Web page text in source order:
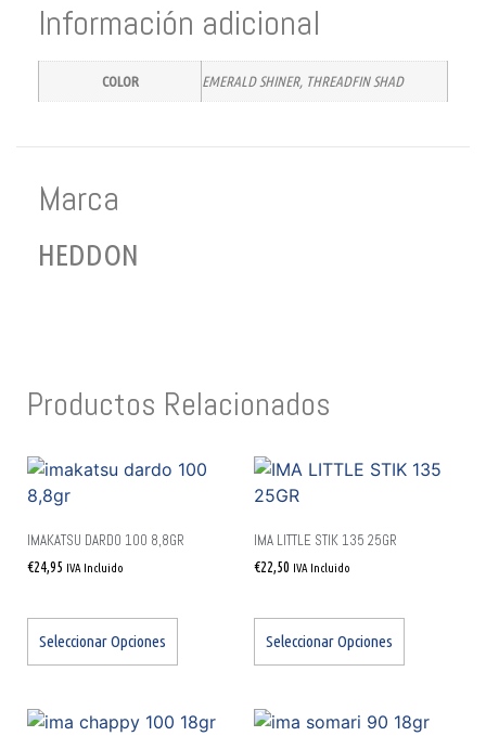
Información adicional
COLOR EMERALD SHINER, THREADFIN SHAD
Marca
HEDDON
Productos Relacionados
IMAKATSU DARDO 100 8,8GR
€24,95 IVA Incluido
Seleccionar Opciones
IMA LITTLE STIK 135 25GR
€22,50 IVA Incluido
Seleccionar Opciones